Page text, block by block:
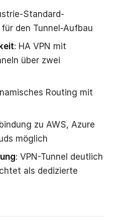
Standard-
den Tunnel-Aufbau
: HA VPN mit
über zwei
Routing mit
zu AWS, Azure
möglich
: VPN-Tunnel deutlich
als dedizierte